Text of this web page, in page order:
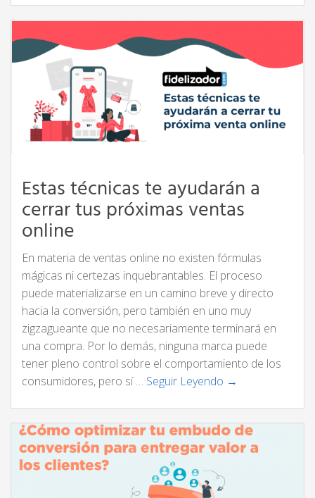
Estas técnicas te ayudarán a
cerrar tus próximas ventas
online
En materia de ventas online no existen fórmulas
mágicas ni certezas inquebrantables. El proceso
puede materializarse en un camino breve y directo
hacia la conversión, pero también en uno muy
zigzagueante que no necesariamente terminará en
una compra. Por lo demás, ninguna marca puede
tener pleno control sobre el comportamiento de los
consumidores, pero sí … Seguir Leyendo →